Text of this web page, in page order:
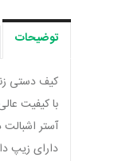
توضیحات
کیف دستی
با کیفیت
آستر اشبالت
دارای زیپ